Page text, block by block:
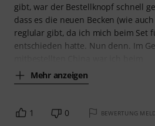
gibt, war der Bestellknopf schnell
dass es die neuen Becken (wie
reglular gibt, da ich mich beim Set
entschieden hatte. Nun denn. Im
Mehr anzeigen
1 0 BEWERTUNG